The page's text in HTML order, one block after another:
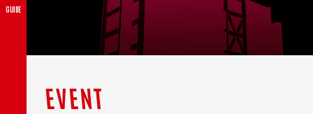
GUIDE
EVENT